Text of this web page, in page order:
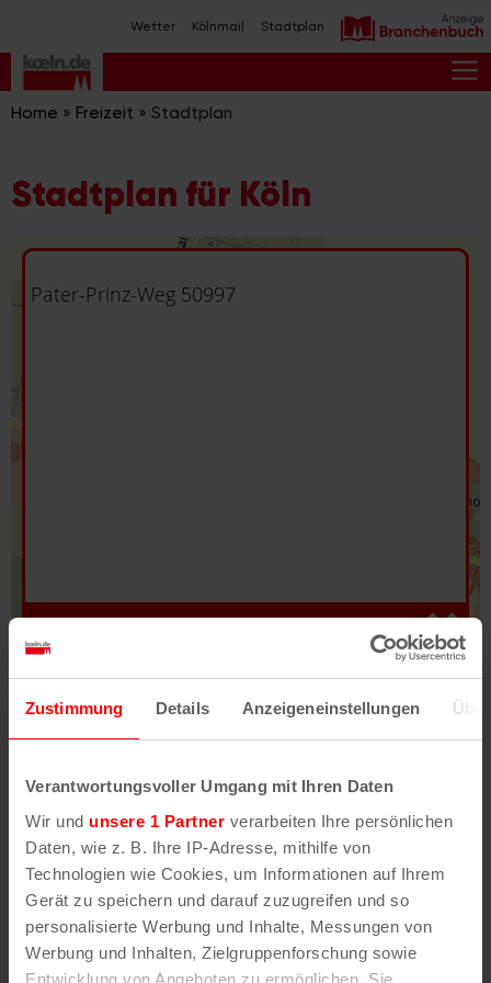
Zustimmung Details Anzeigeneinstellungen
Verantwortungsvoller Umgang mit Ihren Daten
Wir und unsere 1 Partner verarbeiten Ihre persönlichen
Daten, wie z. B. Ihre IP-Adresse, mithilfe von
Technologien wie Cookies, um Informationen auf Ihrem
Gerät zu speichern und darauf zuzugreifen und so
personalisierte Werbung und Inhalte, Messungen von
Werbung und Inhalten, Zielgruppenforschung sowie
Entwicklung von Angeboten zu ermöglichen. Sie
Inhalt
springen
Wetter Kölnmail Stadtplan
Home » Freizeit » Stadtplan
Stadtplan für Köln
Fehler/Problem melden
Darstellung des RVR-Kartenwerks
Stadtplanwerk
erhältst Du unsere koeln.de-Karte mit vielen
weiteren Details wie z.B. Hausnummern.
Unser Stadtplan basiert auf Daten des
OpenStreetMap
-Projekts (
© OpenStreetMap
Mitwirkende
) und von OpenCycleMap.org